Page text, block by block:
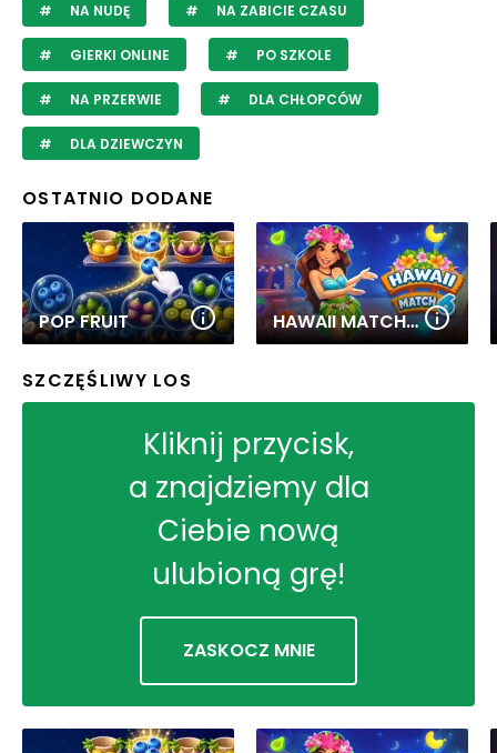
NA NUDĘ NA ZABICIE CZASU
GIERKI ONLINE PO SZKOLE
NA PRZERWIE DLA CHŁOPCÓW
DLA DZIEWCZYN
OSTATNIO DODANE
POP FRUIT HAWAII MATCH 6
SZCZĘŚLIWY LOS
Kliknij przycisk,
a znajdziemy dla
Ciebie nową
ulubioną grę!
ZASKOCZ MNIE